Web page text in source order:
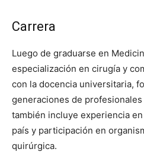
Carrera
Luego de graduarse en
especialización en cirugía y
con la docencia universitaria,
generaciones de
también incluye experiencia
país y participación en
quirúrgica.